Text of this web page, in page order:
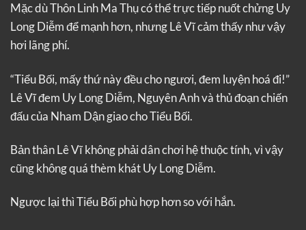
Mặc dù Thôn Linh Ma Thụ có thể trực tiếp nuốt chửng Uy
Long Diễm để mạnh hơn, nhưng Lê Vĩ cảm thấy như vậy
hơi lãng phí.
“Tiểu Bối, mấy thứ này đều cho ngươi, đem luyện hoá đi!”
Lê Vĩ đem Uy Long Diễm, Nguyên Anh và thủ đoạn chiến
đấu của Nham Dận giao cho Tiểu Bối.
Bản thân Lê Vĩ không phải dân chơi hệ thuộc tính, vì vậy
cũng không quá thèm khát Uy Long Diễm.
Ngược lại thì Tiểu Bối phù hợp hơn so với hắn.